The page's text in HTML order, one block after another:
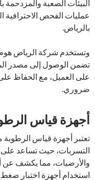
البيئات الصعبة والمزدحمة
عمليات الفحص
بالرياض.
وتستخدم شركة الرياض
تضمن الوصول إلى مصدر
على العميل، مع الحفاظ
ضروري.
أجهزة قياس
تعتبر أجهزة قياس
التسربات، حيث تساعد على
والأرضيات، مما يكشف عن
استخدام أجهزة اختبار ضغط